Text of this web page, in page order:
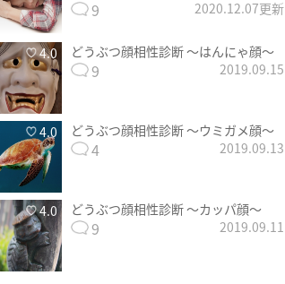
9 2020.12.07更新
4.0 どうぶつ顔相性診断 〜はんにゃ顔〜
9 2019.09.15
4.0 どうぶつ顔相性診断 〜ウミガメ顔〜
4 2019.09.13
4.0 どうぶつ顔相性診断 〜カッパ顔〜
9 2019.09.11